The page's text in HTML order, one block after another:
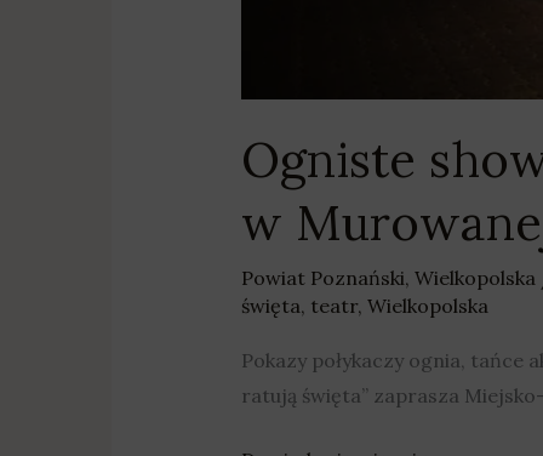
Ogniste
w
Powiat Poznański, Wielkopolska
święta, teatr, Wielkopolska
Pokazy połykaczy ognia, tańce
ratują święta” zaprasza